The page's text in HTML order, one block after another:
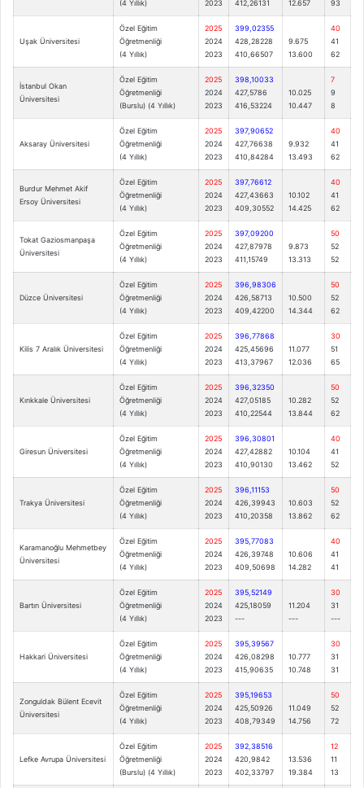
(4 Yıllık)
2023
412,26131
12.657
93
Uşak Üniversitesi
Özel Eğitim
Öğretmenliği
(4 Yıllık)
2025
2024
2023
399,02355
428,28228
410,66507
9.675
13.600
40
41
62
İstanbul Okan
Üniversitesi
Özel Eğitim
Öğretmenliği
(Burslu) (4 Yıllık)
2025
2024
2023
398,10033
427,5786
416,53224
10.025
10.447
7
9
8
Aksaray Üniversitesi
Özel Eğitim
Öğretmenliği
(4 Yıllık)
2025
2024
2023
397,90652
427,76638
410,84284
9.932
13.493
40
41
62
Burdur Mehmet Akif
Ersoy Üniversitesi
Özel Eğitim
Öğretmenliği
(4 Yıllık)
2025
2024
2023
397,76612
427,43663
409,30552
10.102
14.425
40
41
62
Tokat Gaziosmanpaşa
Üniversitesi
Özel Eğitim
Öğretmenliği
(4 Yıllık)
2025
2024
2023
397,09200
427,87978
411,15749
9.873
13.313
50
52
52
Düzce Üniversitesi
Özel Eğitim
Öğretmenliği
(4 Yıllık)
2025
2024
2023
396,98306
426,58713
409,42200
10.500
14.344
50
52
62
Kilis 7 Aralık Üniversitesi
Özel Eğitim
Öğretmenliği
(4 Yıllık)
2025
2024
2023
396,77868
425,45696
413,37967
11.077
12.036
30
51
65
Kırıkkale Üniversitesi
Özel Eğitim
Öğretmenliği
(4 Yıllık)
2025
2024
2023
396,32350
427,05185
410,22544
10.282
13.844
50
52
62
Giresun Üniversitesi
Özel Eğitim
Öğretmenliği
(4 Yıllık)
2025
2024
2023
396,30801
427,42882
410,90130
10.104
13.462
40
41
52
Trakya Üniversitesi
Özel Eğitim
Öğretmenliği
(4 Yıllık)
2025
2024
2023
396,11153
426,39943
410,20358
10.603
13.862
50
52
62
Karamanoğlu Mehmetbey
Üniversitesi
Özel Eğitim
Öğretmenliği
(4 Yıllık)
2025
2024
2023
395,77083
426,39748
409,50698
10.606
14.282
40
41
41
Bartın Üniversitesi
Özel Eğitim
Öğretmenliği
(4 Yıllık)
2025
2024
2023
395,52149
425,18059
---
11.204
---
30
31
---
Hakkari Üniversitesi
Özel Eğitim
Öğretmenliği
(4 Yıllık)
2025
2024
2023
395,39567
426,08298
415,90635
10.777
10.748
30
31
31
Zonguldak Bülent Ecevit
Üniversitesi
Özel Eğitim
Öğretmenliği
(4 Yıllık)
2025
2024
2023
395,19653
425,50926
408,79349
11.049
14.756
50
52
72
Lefke Avrupa Üniversitesi
Özel Eğitim
Öğretmenliği
(Burslu) (4 Yıllık)
2025
2024
2023
392,38516
420,9842
402,33797
13.536
19.384
12
11
13